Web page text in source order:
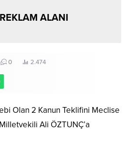
ALANI
0 2.474
Olan 2 Kanun Teklifini Meclise
Ali ÖZTUNÇ’a